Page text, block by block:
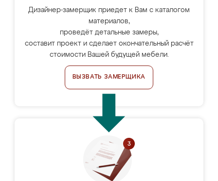
Дизайнер-замерщик приедет к Вам с каталогом
материалов,
проведёт детальные замеры,
составит проект и сделает окончательный расчёт
стоимости Вашей будущей мебели.
ВЫЗВАТЬ ЗАМЕРЩИКА